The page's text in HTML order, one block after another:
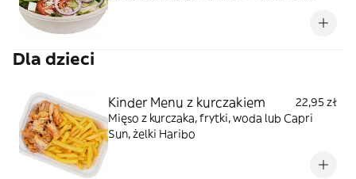
Dla dzieci
Kinder Menu z kurczakiem
22,95 zł
Mięso z kurczaka, frytki, woda lub Capri
Sun, żelki Haribo